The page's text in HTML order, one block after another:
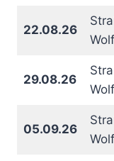
22.08.26
29.08.26
05.09.26